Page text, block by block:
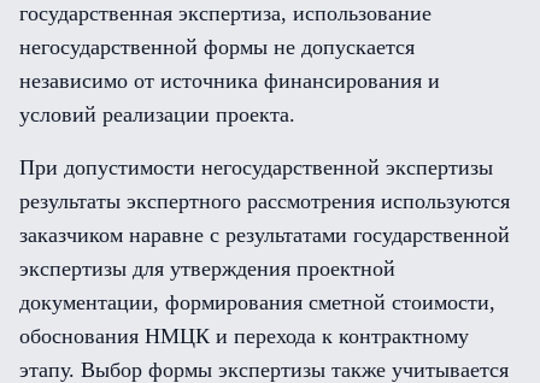
государственная экспертиза, использование
негосударственной формы не допускается
независимо от источника финансирования и
условий реализации проекта.
При допустимости негосударственной экспертизы
результаты экспертного рассмотрения используются
заказчиком наравне с результатами государственной
экспертизы для утверждения проектной
документации, формирования сметной стоимости,
обоснования НМЦК и перехода к контрактному
этапу. Выбор формы экспертизы также учитывается